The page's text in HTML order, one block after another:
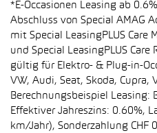
*E-Occasionen Leasing ab
Abschluss von Special AMAG
mit Special LeasingPLUS Care
und Special LeasingPLUS
gültig für Elektro- & Plug-in-
VW, Audi, Seat, Skoda, Cupra,
Berechnungsbeispiel Leasing:
Effektiver Jahreszins: 0.60%,
km/Jahr), Sonderzahlung CHF